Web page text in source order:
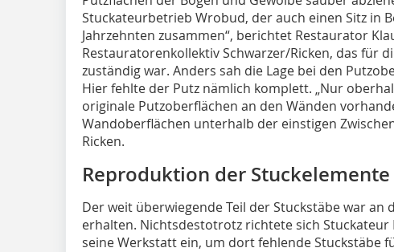
Stuckateurbetrieb Wrobud, der auch einen Sitz in
Jahrzehnten zusammen“, berichtet Restaurator
Restauratorenkollektiv Schwarzer/Ricken, das für
zuständig war. Anders sah die Lage bei den
Hier fehlte der Putz nämlich komplett. „Nur
originale Putzoberflächen an den Wänden
Wandoberflächen unterhalb der einstigen
Ricken.
Reproduktion der Stuckelemente
Der weit überwiegende Teil der Stuckstäbe war an
erhalten. Nichtsdestotrotz richtete sich Stuckateur
seine Werkstatt ein, um dort fehlende Stuckstäbe